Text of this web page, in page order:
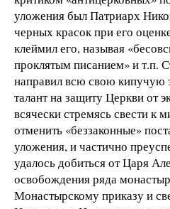
уложения был Патриарх
черных красок при его
клеймил его, называя
проклятым писанием» и т.п.
направил всю свою
талант на защиту Церкви от
всячески стремясь свести к
отменить «беззаконные»
уложения, и частично
удалось добиться от Царя
освобождения ряда
Монастырскому приказу и